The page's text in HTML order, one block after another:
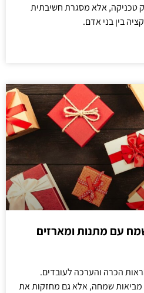
טכניקה, אלא מסגרת חשיבתית
בין בני אדם.
עם מתנות ומארזים
הכרה והערכה לעובדים.
מביאות שמחה, אלא גם מחזקות את